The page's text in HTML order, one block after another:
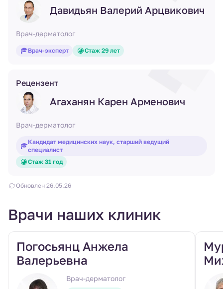
Врач-дерматолог
Давидьян Валерий Арцвикович
Врач-эксперт Стаж 29 лет
Врач-дерматолог
Агаханян Карен Арменович
Кандидат медицинских наук, старший ведущий
специалист
Стаж 31 год
Рецензент
Обновлен 26.05.26
Врачи наших клиник
Погосьянц Анжела
Валерьевна
Врач-дерматолог